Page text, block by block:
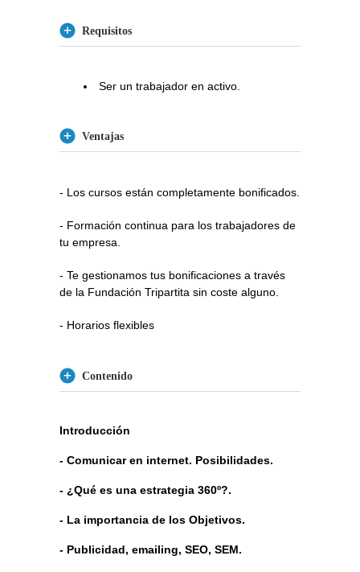
Requisitos
Ser un trabajador en activo.
Ventajas
- Los cursos están completamente bonificados.
- Formación continua para los trabajadores de
tu empresa.
- Te gestionamos tus bonificaciones a través
de la Fundación Tripartita sin coste alguno.
- Horarios flexibles
Contenido
Introducción
- Comunicar en internet. Posibilidades.
- ¿Qué es una estrategia 360º?.
- La importancia de los Objetivos.
- Publicidad, emailing, SEO, SEM.